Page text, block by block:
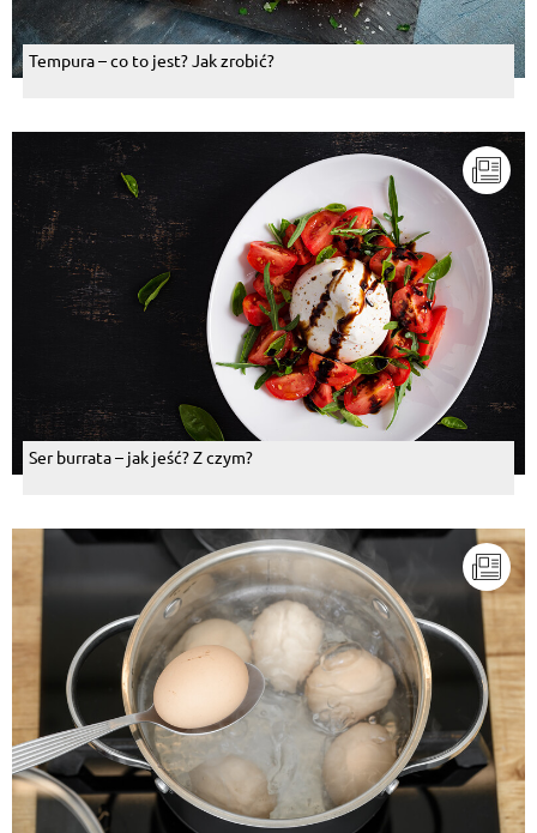
Tempura – co to jest? Jak zrobić?
Ser burrata – jak jeść? Z czym?